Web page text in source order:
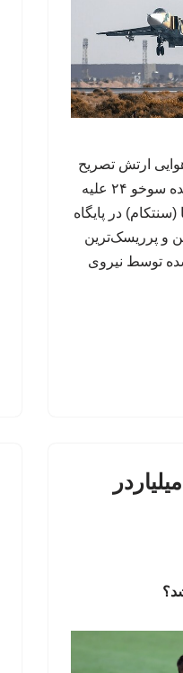
ارتش تصریح
کرد: ماموریت دو فروند جنگنده سوخو ۲۴ علیه
در پایگاه
و پرریسک‌ترین
توسط نیروی